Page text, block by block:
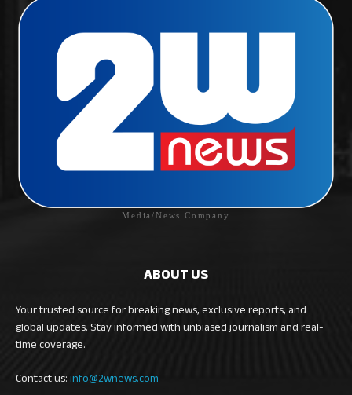
Media/News Company
ABOUT US
Your trusted source for breaking news, exclusive reports, and
global updates. Stay informed with unbiased journalism and real-
time coverage.
Contact us:info@2wnews.com